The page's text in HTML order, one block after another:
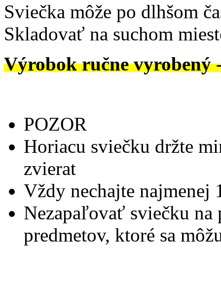
Sviečka môže po dlhšom
Skladovať na suchom
Výrobok ručne vyrobený
POZOR
Horiacu sviečku držte
zvierat
Vždy nechajte najmenej
Nezapaľovať sviečku na
predmetov, ktoré sa